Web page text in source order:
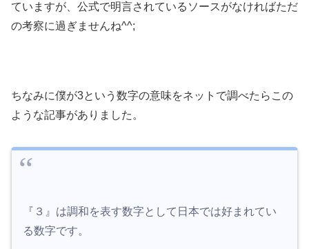
ていますが、公式で明言されているソースがなければただ
の考察に過ぎませんね^^;
ちなみに僕が3という数字の意味をネットで調べたらこの
ような記事がありました。
『３』は調和を表す数字として日本では好まれてい
る数字です。